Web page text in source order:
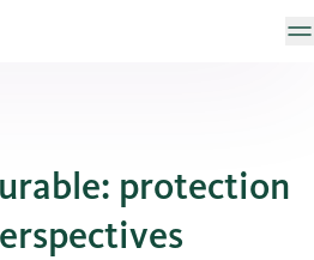
protection